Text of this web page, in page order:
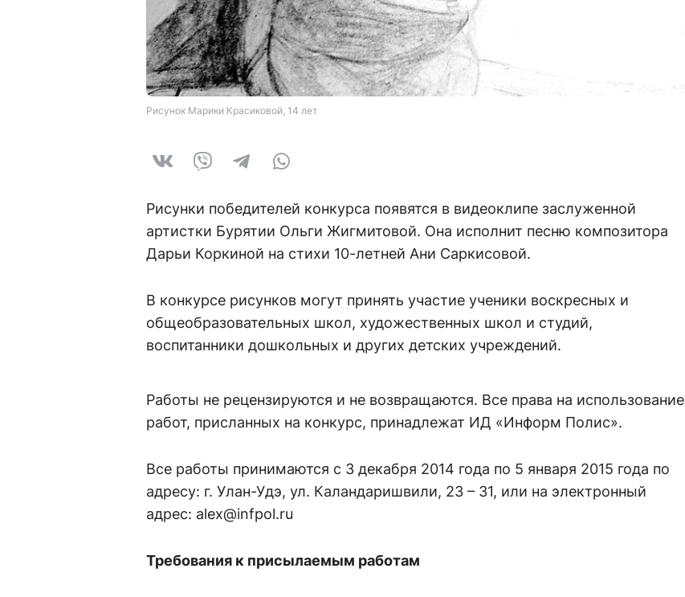
Рисунок Марики Красиковой, 14 лет
Рисунки победителей конкурса появятся в видеоклипе заслуженной
артистки Бурятии Ольги Жигмитовой. Она исполнит песню композитора
Дарьи Коркиной на стихи 10-летней Ани Саркисовой.
В конкурсе рисунков могут принять участие ученики воскресных и
общеобразовательных школ, художественных школ и студий,
воспитанники дошкольных и других детских учреждений.
Работы не рецензируются и не возвращаются. Все права на использование
работ, присланных на конкурс, принадлежат ИД «Информ Полис».
Все работы принимаются с 3 декабря 2014 года по 5 января 2015 года по
адресу: г. Улан-Удэ, ул. Каландаришвили, 23 – 31, или на электронный
адрес: alex@infpol.ru
Требования к присылаемым работам